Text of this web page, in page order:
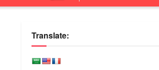
Translate: